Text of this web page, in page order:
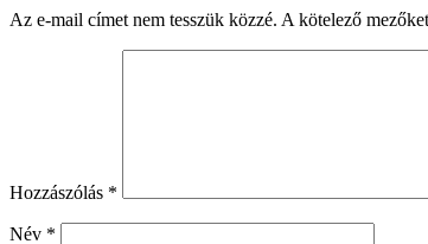
Az e-mail címet nem tesszük közzé. A kötelező mezőket
Hozzászólás *
Név *